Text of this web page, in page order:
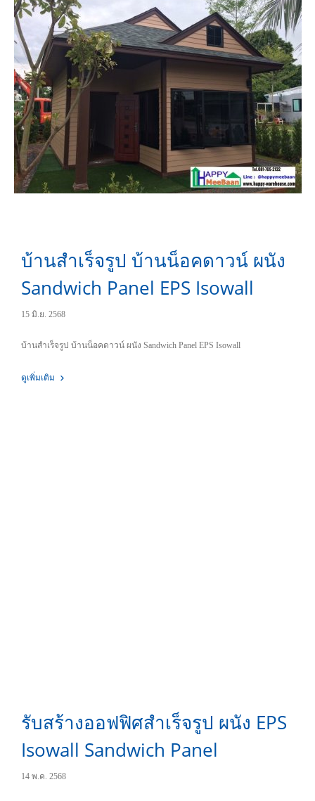
บ้านสำเร็จรูป บ้านน็อคดาวน์ ผนัง
Sandwich Panel EPS Isowall
15 มิ.ย. 2568
บ้านสำเร็จรูป บ้านน็อคดาวน์ ผนัง Sandwich Panel EPS Isowall
ดูเพิ่มเติม
รับสร้างออฟฟิศสำเร็จรูป ผนัง EPS
Isowall Sandwich Panel
14 พ.ค. 2568